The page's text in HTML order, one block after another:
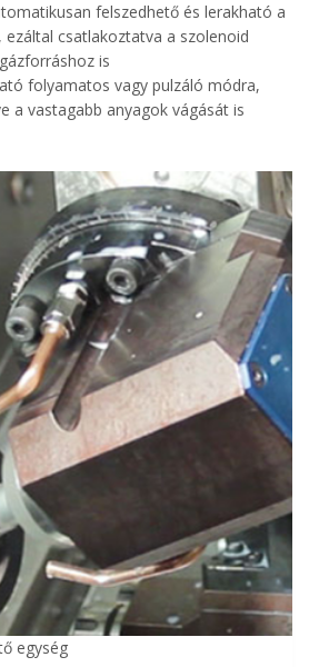
felszedhető és lerakható a
ezáltal csatlakoztatva a szolenoid
is
folyamatos vagy pulzáló módra,
a vastagabb anyagok vágását is
egység